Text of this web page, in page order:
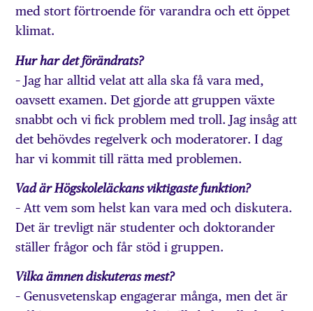
med stort förtroende för varandra och ett öppet
klimat.
Hur har det förändrats?
– Jag har alltid velat att alla ska få vara med,
oavsett examen. Det gjorde att gruppen växte
snabbt och vi fick problem med troll. Jag insåg att
det behövdes regelverk och moderatorer. I dag
har vi kommit till rätta med problemen.
Vad är Högskoleläckans viktigaste funktion?
– Att vem som helst kan vara med och diskutera.
Det är trevligt när studenter och doktorander
ställer frågor och får stöd i gruppen.
Vilka ämnen diskuteras mest?
– Genusvetenskap engagerar många, men det är